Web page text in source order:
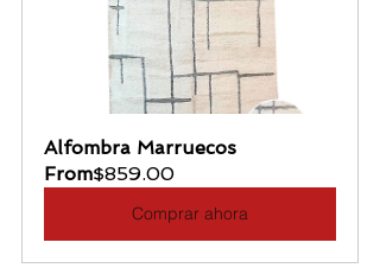
Alfombra Marruecos
From$859.00
Comprar ahora